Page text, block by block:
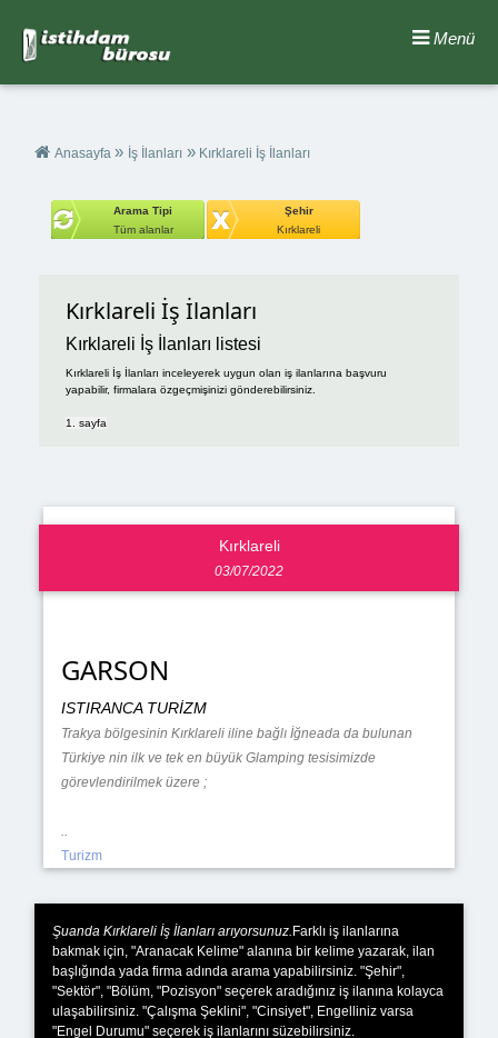
Menü
Anasayfa » İş İlanları » Kırklareli İş İlanları
Arama Tipi
Tüm alanlar
Şehir
Kırklareli
Kırklareli İş İlanları
Kırklareli İş İlanları listesi
Kırklareli İş İlanları inceleyerek uygun olan iş ilanlarına başvuru
yapabilir, firmalara özgeçmişinizi gönderebilirsiniz.
1. sayfa
Kırklareli
03/07/2022
GARSON
ISTIRANCA TURİZM
Trakya bölgesinin Kırklareli iline bağlı İğneada da bulunan
Türkiye nin ilk ve tek en büyük Glamping tesisimizde
görevlendirilmek üzere ;
..
Turizm
Şuanda Kırklareli İş İlanları arıyorsunuz. Farklı iş ilanlarına
bakmak için, "Aranacak Kelime" alanına bir kelime yazarak, ilan
başlığında yada firma adında arama yapabilirsiniz. "Şehir",
"Sektör", "Bölüm, "Pozisyon" seçerek aradığınız iş ilanına kolayca
ulaşabilirsiniz. "Çalışma Şeklini", "Cinsiyet", Engelliniz varsa
"Engel Durumu" seçerek iş ilanlarını süzebilirsiniz.